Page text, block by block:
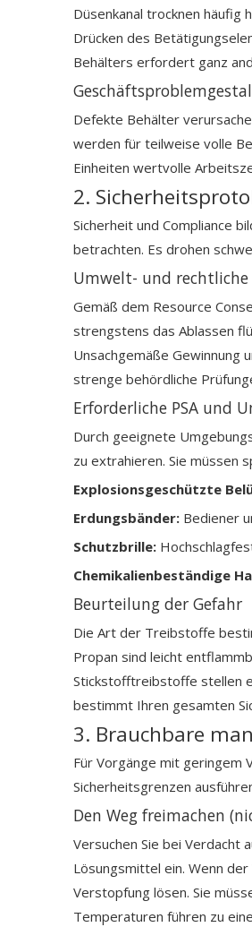
Düsenkanal trocknen häufig
Drücken des
Behälters erfordert ganz
Defekte Behälter
werden für teilweise volle
Einheiten wertvolle
2.
Sicherheit und Compliance
betrachten. Es drohen
Umwelt- und rechtliche
Gemäß dem Resource
strengstens das Ablassen
Unsachgemäße
strenge behördliche
Erforderliche PSA und
Durch geeignete
zu extrahieren. Sie müssen
Explosionsgeschützte
Erdungsbänder: Bediener
Schutzbrille:
Chemikalienbeständige
Beurteilung der Gefahr
Die Art der Treibstoffe
Propan sind leicht
Stickstofftreibstoffe stellen
bestimmt Ihren gesamten
3. Brauchbare
Für Vorgänge mit geringem
Sicherheitsgrenzen
Den Weg freimachen
Versuchen Sie bei Verdacht
Lösungsmittel ein. Wenn
Verstopfung lösen. Sie
Temperaturen führen zu